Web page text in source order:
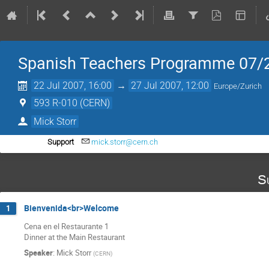
Spanish Teachers Programme 07/
22 Jul 2007, 16:00 → 27 Jul 2007, 12:00 Europe/Zurich
593 R-010 (CERN)
Mick Storr
Support mick.storr@cern.ch
1 Bienvenida<br>Welcome
Cena en el Restaurante 1
Dinner at the Main Restaurant
Speaker: Mick Storr (CERN)